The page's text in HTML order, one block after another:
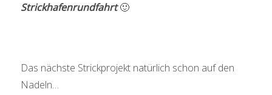
Strickhafenrundfahrt🙂
Das nächste Strickprojekt natürlich schon auf den
Nadeln…